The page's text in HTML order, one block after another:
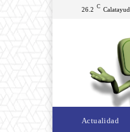
26.2 C Calatayud
Actualidad